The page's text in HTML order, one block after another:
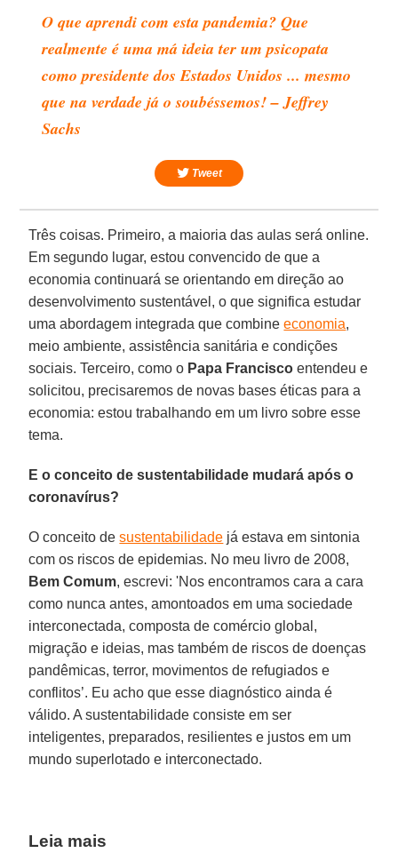
O que aprendi com esta pandemia? Que
realmente é uma má ideia ter um psicopata
como presidente dos Estados Unidos ... mesmo
que na verdade já o soubéssemos! – Jeffrey
Sachs
Tweet
Três coisas. Primeiro, a maioria das aulas será online.
Em segundo lugar, estou convencido de que a
economia continuará se orientando em direção ao
desenvolvimento sustentável, o que significa estudar
uma abordagem integrada que combineeconomia,
meio ambiente, assistência sanitária e condições
sociais. Terceiro, como o Papa Francisco entendeu e
solicitou, precisaremos de novas bases éticas para a
economia: estou trabalhando em um livro sobre esse
tema.
E o conceito de sustentabilidade mudará após o
coronavírus?
O conceito desustentabilidade já estava em sintonia
com os riscos de epidemias. No meu livro de 2008,
Bem Comum, escrevi: 'Nos encontramos cara a cara
como nunca antes, amontoados em uma sociedade
interconectada, composta de comércio global,
migração e ideias, mas também de riscos de doenças
pandêmicas, terror, movimentos de refugiados e
conflitos’. Eu acho que esse diagnóstico ainda é
válido. A sustentabilidade consiste em ser
inteligentes, preparados, resilientes e justos em um
mundo superlotado e interconectado.
Leia mais